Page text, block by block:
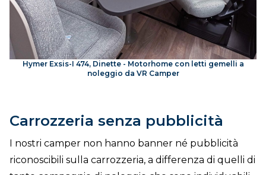
Hymer Exsis-I 474, Dinette - Motorhome con letti gemelli a
noleggio da VR Camper
Carrozzeria senza pubblicità
I nostri camper non hanno banner né pubblicità
riconoscibili sulla carrozzeria, a differenza di quelli di